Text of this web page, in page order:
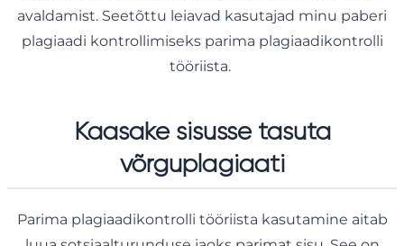
avaldamist. Seetõttu leiavad kasutajad minu paberi
plagiaadi kontrollimiseks parima plagiaadikontrolli
tööriista.
Kaasake sisusse tasuta
võrguplagiaati
Parima plagiaadikontrolli tööriista kasutamine aitab